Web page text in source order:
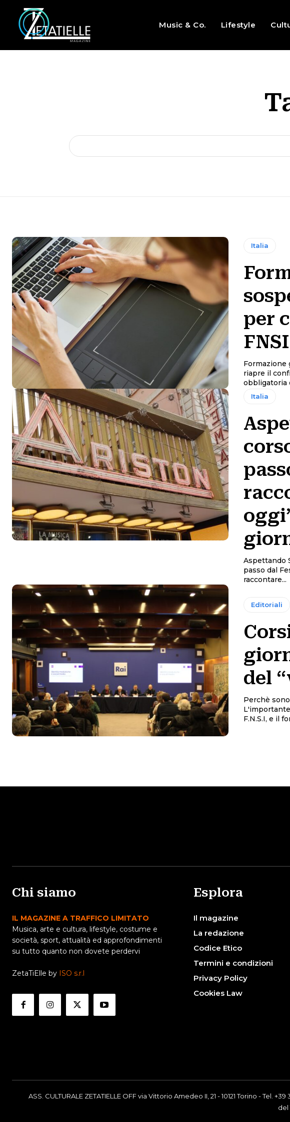
Music & Co. Lifestyle
Italia
per
Formazione
riapre il
obbligatoria
Italia
Aspettando
passo dal
raccontare...
Editoriali
del
Perchè
F.N.S.I, e il
Chi siamo
IL MAGAZINE A TRAFFICO LIMITATO
Musica, arte e cultura, lifestyle, costume e
società, sport, attualità ed approfondimenti
su tutto quanto non dovete perdervi
ZetaTiElle by ISO s.r.l
Esplora
Il magazine
La redazione
Codice Etico
Termini e condizioni
Privacy Policy
Cookies Law
ASS. CULTURALE ZETATIELLE OFF via Vittorio Amedeo II, 21 - 10121 Torino - Tel.
del